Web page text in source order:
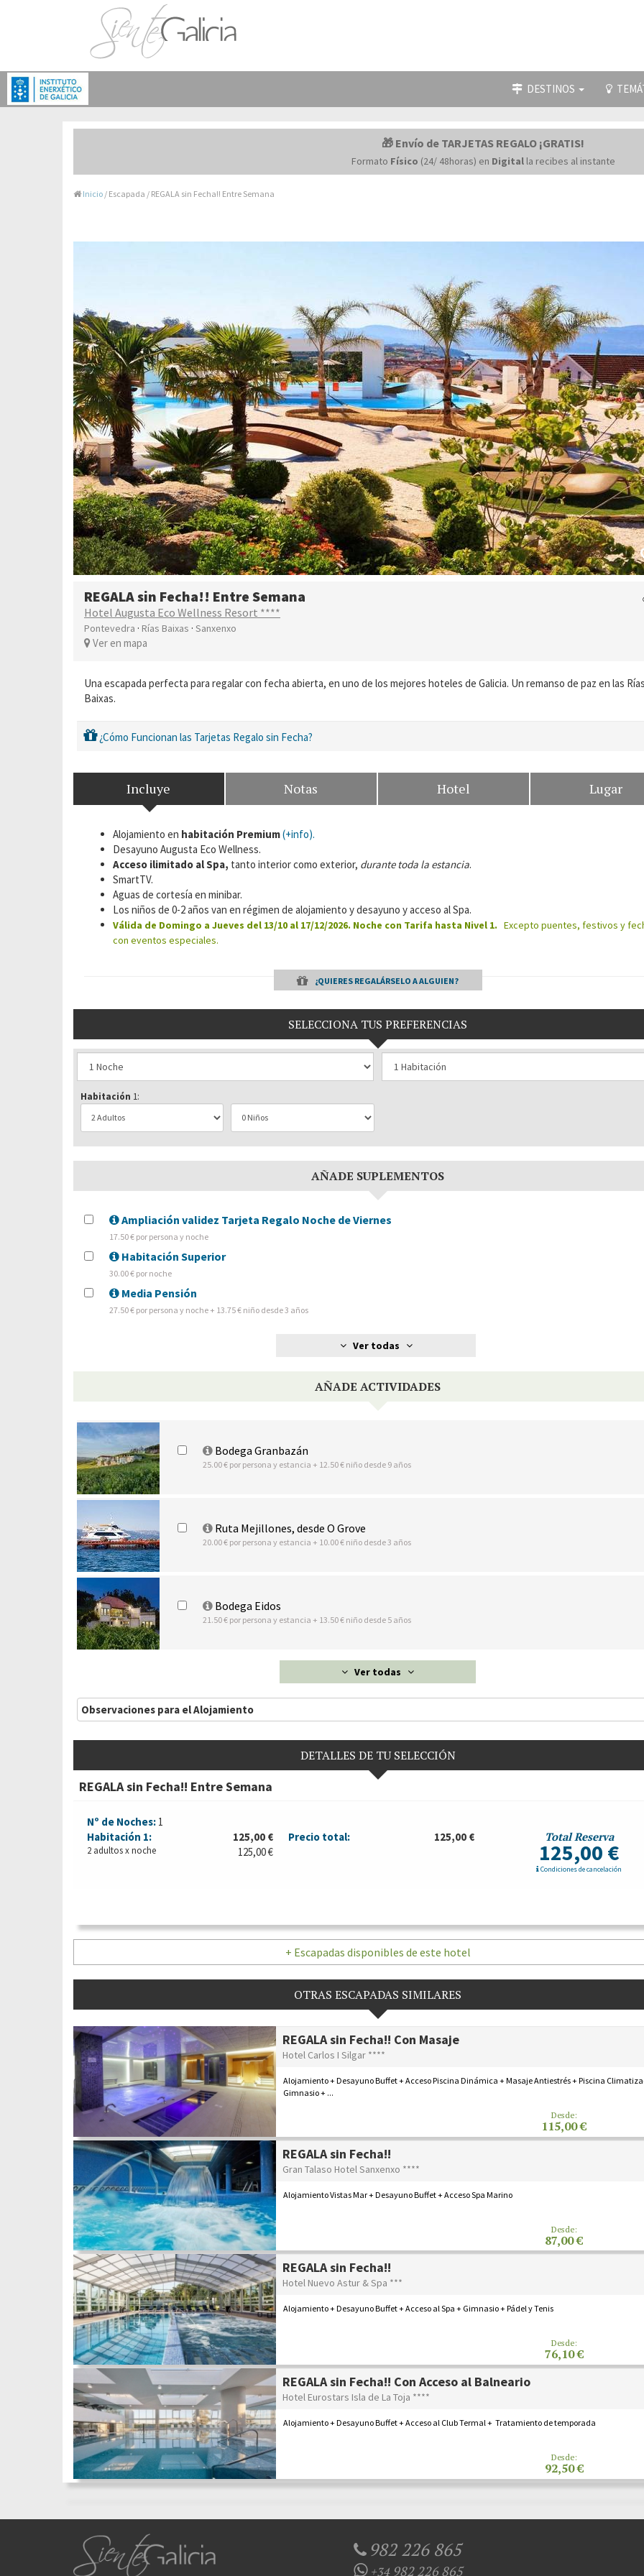
DESTINOS
🎁 Envío de TARJETAS REGALO ¡GRATIS!
Formato Físico (24/ 48horas) en Digitalla recibes al instante
Inicio / Escapada / REGALA sin Fecha!! Entre Semana
REGALA sin Fecha!! Entre Semana
Hotel Augusta Eco Wellness Resort ****
Pontevedra · Rías Baixas · Sanxenxo
Ver en mapa
Una escapada perfecta para regalar con fecha abierta, en uno de los mejores hoteles de Galicia. Un remanso de paz en las Rías
Baixas.
¿Cómo Funcionan las Tarjetas Regalo sin Fecha?
Incluye Notas Hotel Lugar
Alojamiento en habitación Premium(+info).
Desayuno Augusta Eco Wellness.
Acceso ilimitado al Spa, tanto interior como exterior, durante toda la estancia.
SmartTV.
Aguas de cortesía en minibar.
Los niños de 0-2 años van en régimen de alojamiento y desayuno y acceso al Spa.
Válida de Domingo a Jueves del 13/10 al 17/12/2026. Noche con Tarifa hasta Nivel 1. Excepto puentes, festivos y
con eventos especiales.
¿QUIERES REGALÁRSELO A ALGUIEN?
SELECCIONA TUS PREFERENCIAS
Habitación 1:
AÑADE SUPLEMENTOS
Ampliación validez Tarjeta Regalo Noche de Viernes
17.50 € por persona y noche
Habitación Superior
30.00 € por noche
Media Pensión
27.50 € por persona y noche + 13.75 € niño desde 3 años
Ver todas
AÑADE ACTIVIDADES
Bodega Granbazán
25.00 € por persona y estancia + 12.50 € niño desde 9 años
Ruta Mejillones, desde O Grove
20.00 € por persona y estancia + 10.00 € niño desde 3 años
Bodega Eidos
21.50 € por persona y estancia + 13.50 € niño desde 5 años
Ver todas
Observaciones para el Alojamiento
DETALLES DE TU SELECCIÓN
REGALA sin Fecha!! Entre Semana
Nº de Noches: 1
Habitación 1: 125,00 €
2 adultos x noche 125,00 €
Precio total: 125,00 € Total Reserva
125,00 €
Condiciones de cancelación
+ Escapadas disponibles de este hotel
OTRAS ESCAPADAS SIMILARES
REGALA sin Fecha!! Con Masaje
Hotel Carlos I Silgar ****
Alojamiento + Desayuno Buffet + Acceso Piscina Dinámica + Masaje Antiestrés + Piscina
Gimnasio + ...
Desde:
115,00 €
REGALA sin Fecha!!
Gran Talaso Hotel Sanxenxo ****
Alojamiento Vistas Mar + Desayuno Buffet + Acceso Spa Marino
Desde:
87,00 €
REGALA sin Fecha!!
Hotel Nuevo Astur & Spa ***
Alojamiento + Desayuno Buffet + Acceso al Spa + Gimnasio + Pádel y Tenis
Desde:
76,10 €
REGALA sin Fecha!! Con Acceso al Balneario
Hotel Eurostars Isla de La Toja ****
Alojamiento + Desayuno Buffet + Acceso al Club Termal + Tratamiento de temporada
Desde:
92,50 €
982 226 865
+34982 226 865